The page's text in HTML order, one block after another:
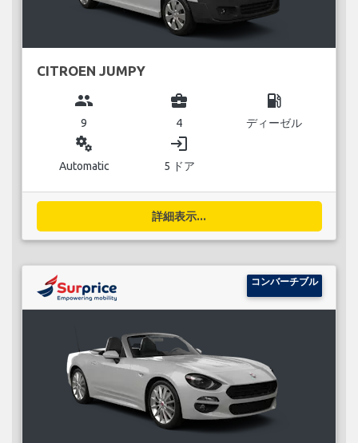
CITROEN JUMPY
group
9
business_center
4
local_gas_station
ディーゼル
miscellaneous_services
Automatic
login
5 ドア
詳細表示...
コンバーチブル